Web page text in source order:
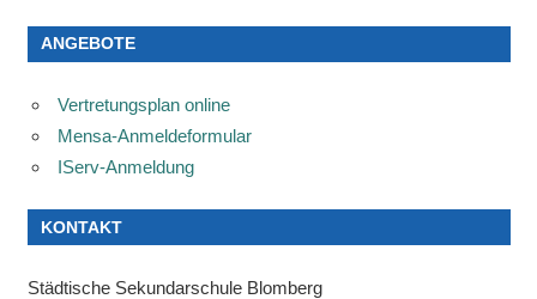
ANGEBOTE
Vertretungsplan online
Mensa-Anmeldeformular
IServ-Anmeldung
KONTAKT
Städtische Sekundarschule Blomberg